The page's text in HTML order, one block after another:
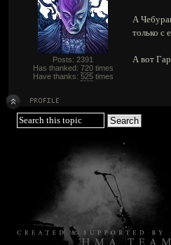
Posts: 2391
Has thanked: 720times
Have thanks: 525times
А
только с
А вот